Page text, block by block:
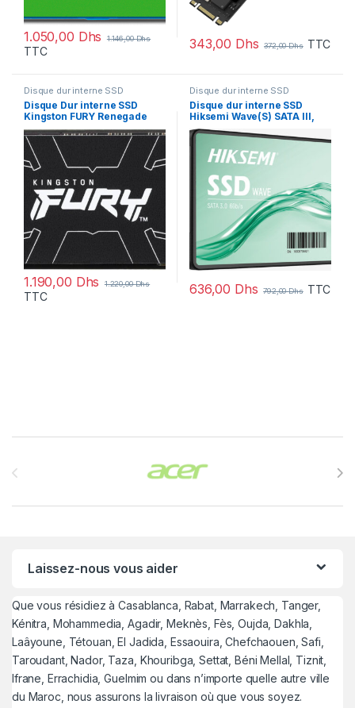
1.050,00 Dhs 1.146,00Dhs
TTC
343,00 Dhs 372,00Dhs TTC
Disque dur interne SSD
Disque Dur interne SSD
Kingston FURY Renegade
Heat spreader M.2 2280
PCIe Gen4 x4 NVMe 1 To
(SFYRS/1000G)
1.190,00 Dhs 1.220,00Dhs
TTC
Disque dur interne SSD
Disque dur interne SSD
Hiksemi Wave(S) SATA III,
2.5″ 512 Go (HS-SSD-WAVE-
S-512G)
636,00 Dhs 792,00Dhs TTC
Laissez-nous vous aider
Que vous résidiez à Casablanca, Rabat, Marrakech, Tanger,
Kénitra, Mohammedia, Agadir, Meknès, Fès, Oujda, Dakhla,
Laâyoune, Tétouan, El Jadida, Essaouira, Chefchaouen, Safi,
Taroudant, Nador, Taza, Khouribga, Settat, Béni Mellal, Tiznit,
Ifrane, Errachidia, Guelmim ou dans n’importe quelle autre ville
du Maroc, nous assurons la livraison où que vous soyez.